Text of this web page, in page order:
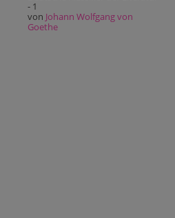
- 1
von Johann Wolfgang von
Goethe